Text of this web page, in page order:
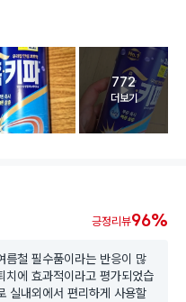
고객 리뷰
772
더보기
긍정리뷰96%
름철 필수품이라는 반응이 많
에 효과적이라고 평가되었습
실내외에서 편리하게 사용할